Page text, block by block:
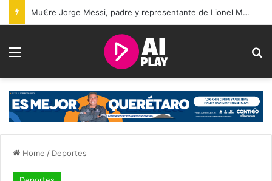
Mu€re Jorge Messi, padre y representante de Lionel Messi, a los 68 años
Menu
Home / Deportes